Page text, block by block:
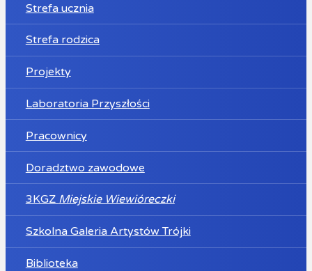
Strefa ucznia
Strefa rodzica
Projekty
Laboratoria Przyszłości
Pracownicy
Doradztwo zawodowe
3KGZ Miejskie Wiewióreczki
Szkolna Galeria Artystów Trójki
Biblioteka